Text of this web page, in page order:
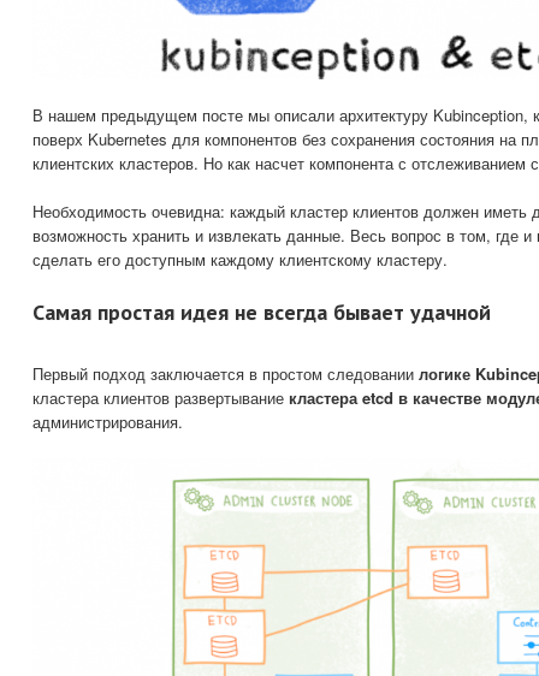
В нашем предыдущем посте мы описали архитектуру Kubinception,
поверх Kubernetes для компонентов без сохранения состояния на
клиентских кластеров. Но как насчет компонента с отслеживанием
Необходимость очевидна: каждый кластер клиентов должен иметь
возможность хранить и извлекать данные. Весь вопрос в том, где и
сделать его доступным каждому клиентскому кластеру.
Самая простая идея не всегда бывает удачной
Первый подход заключается в простом следовании логике
кластера клиентов развертывание кластера etcd в качестве
администрирования.